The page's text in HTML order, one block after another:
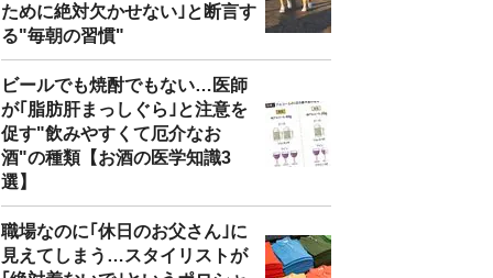
ために絶対欠かせない｣と断言す
る"毎朝の習慣"
ビールでも焼酎でもない…医師
が｢脂肪肝まっしぐら｣と注意を
促す"飲みやすくて厄介なお
酒"の種類【お酒の医学知識3
選】
職場なのに｢休日のお父さん｣に
見えてしまう…スタイリストが